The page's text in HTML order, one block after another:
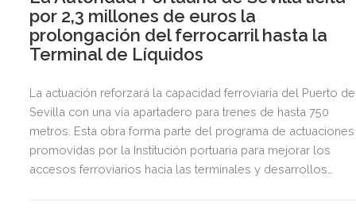
por 2,3 millones de euros la
prolongación del ferrocarril hasta la
Terminal de Líquidos
La actuación reforzará la capacidad ferroviaria del Puerto de
Sevilla con una vía apartadero para trenes de hasta 750
metros. Esta obra forma parte del programa de actuaciones
promovidas por la Institución portuaria para mejorar los
accesos ferroviarios hacia las terminales y desarrollos